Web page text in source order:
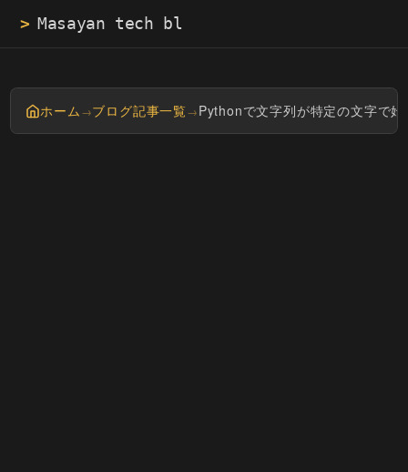
> Masay
ホーム→ブログ記事一覧→Pythonで文字列が特定の文字で